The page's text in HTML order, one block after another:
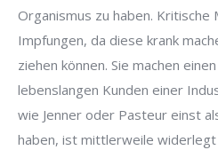
Organismus zu haben. Kritische
Impfungen, da diese krank
ziehen können. Sie machen
lebenslangen Kunden einer
wie Jenner oder Pasteur einst
haben, ist mittlerweile widerlegt